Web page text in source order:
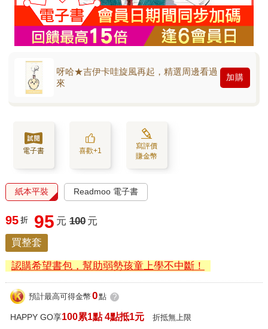
呀哈★吉伊卡哇旋風再起，精選周邊看過
來
加購
電子書 喜歡+1
寫評價
賺金幣
紙本平裝 Readmoo 電子書
95 折 95 元 100 元
買整套
認購希望書包，幫助弱勢孩童上學不中斷！
預計最高可得金幣 0點 ?
HAPPY GO享100累1點 4點抵1元 折抵無上限